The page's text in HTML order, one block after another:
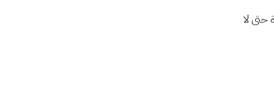
لا